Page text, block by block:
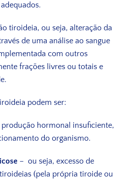
tiroideia, ou seja, alteração da
de uma análise ao sangue
com outros
frações livres ou totais e
podem ser:
produção hormonal insuficiente,
do organismo.
– ou seja, excesso de
(pela própria tiroide ou